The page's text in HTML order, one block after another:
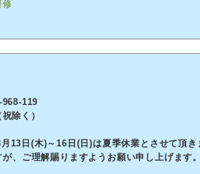
修
968-119
除く）
日(木)～16日(日)は夏季休業とさせて頂き
ご理解賜りますようお願い申し上げます。